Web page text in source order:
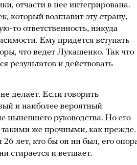
отчасти в нее интегрирована.
который возглавит эту страну,
то ответственность, никуда
Ему придется вступать
что ведет Лукашенко. Так что
результатов и действовать
делает. Если говорить
и наиболее вероятный
нынешнего руководства. Но его
такими же прочными, как прежде.
26 лет, кто бы он ни был, его
стирается и ветшает.